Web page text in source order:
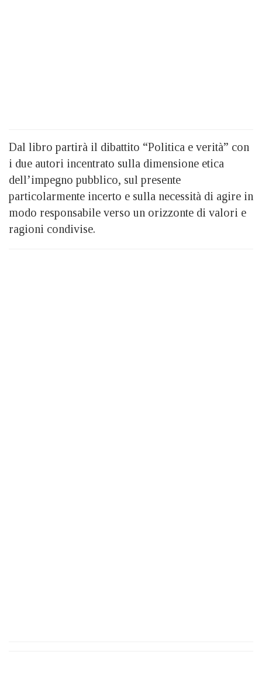
Dal libro partirà il dibattito “Politica e verità” con
i due autori incentrato sulla dimensione etica
dell’impegno pubblico, sul presente
particolarmente incerto e sulla necessità di agire in
modo responsabile verso un orizzonte di valori e
ragioni condivise.